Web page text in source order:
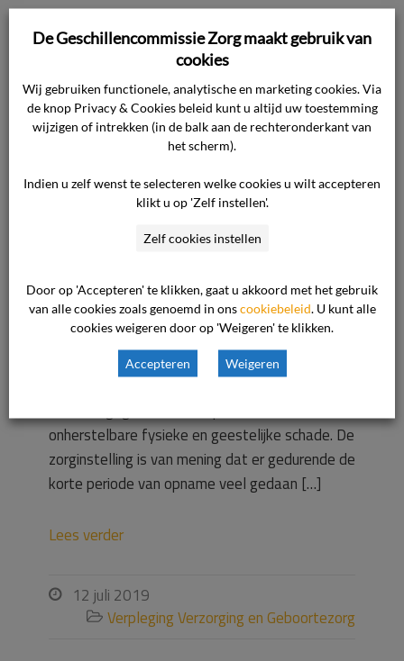
Geen bewijs van
onzorgvuldige
uitvoering
zorgplan
Waar gaat de uitspraak over Cliënt stelt dat
het door de zorginstelling opgestelde zorgplan
niet is uitgevoerd. Door de slechte behandeling
onherstelbare fysieke en geestelijke schade. De
zorginstelling is van mening dat er gedurende de
korte periode van opname veel gedaan […]
Lees verder
 12 juli 2019
 Verpleging Verzorging en Geboortezorg
De Geschillencommissie Zorg maakt gebruik van
cookies
Wij gebruiken functionele, analytische en marketing cookies. Via
de knop Privacy & Cookies beleid kunt u altijd uw toestemming
wijzigen of intrekken (in de balk aan de rechteronderkant van
het scherm).
Indien u zelf wenst te selecteren welke cookies u wilt accepteren
klikt u op 'Zelf instellen'.
Zelf cookies instellen
Door op 'Accepteren' te klikken, gaat u akkoord met het gebruik
van alle cookies zoals genoemd in onscookiebeleid. U kunt alle
cookies weigeren door op 'Weigeren' te klikken.
Accepteren Weigeren